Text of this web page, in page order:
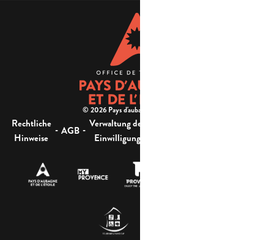
© 2026 Pays d'aubagne et de l'étoile -
Rechtliche
Hinweise
- AGB - Verwaltung der
Einwilligung